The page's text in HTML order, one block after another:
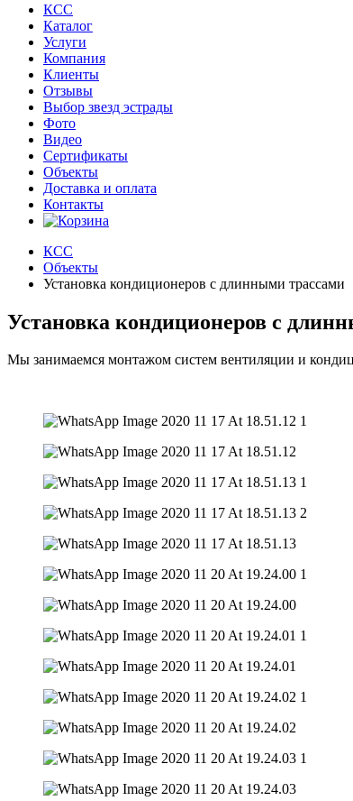
КСС
Каталог
Услуги
Компания
Клиенты
Oтзывы
Выбор звезд эстрады
Фото
Видео
Сертификаты
Объекты
Доставка и оплата
Контакты
КСС
Объекты
Установка кондиционеров с длинными трассами
Установка кондиционеров с
Мы занимаемся монтажом систем вентиляции и